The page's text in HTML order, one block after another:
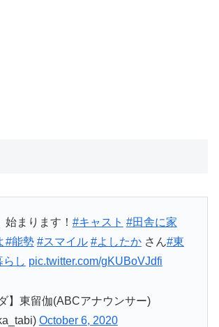
始まります！ #キャスト #田舎に家
#能勢 #スマイル #よしたかさん#東
らし pic.twitter.com/gKUBoVJdfi
】東留伽(ABCアナウンサー)
October 6, 2020